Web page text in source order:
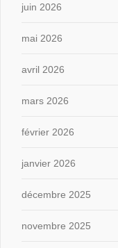
juin 2026
mai 2026
avril 2026
mars 2026
février 2026
janvier 2026
décembre 2025
novembre 2025